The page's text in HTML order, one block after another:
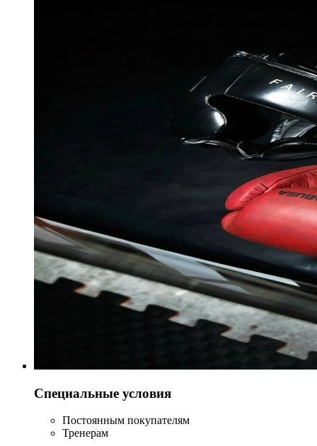
Специальные условия
Постоянным покупателям
Тренерам